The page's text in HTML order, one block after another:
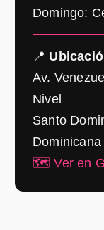
Domingo:
📍
Av.
Nivel
Santo
Dominicana
🗺️ Ver en